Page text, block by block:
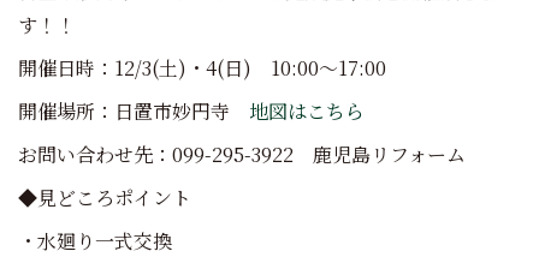
す！！
開催日時：12/3(土)・4(日) 10:00～17:00
開催場所：日置市妙円寺 地図はこちら
お問い合わせ先：099-295-3922 鹿児島リフォーム
◆見どころポイント
・水廻り一式交換